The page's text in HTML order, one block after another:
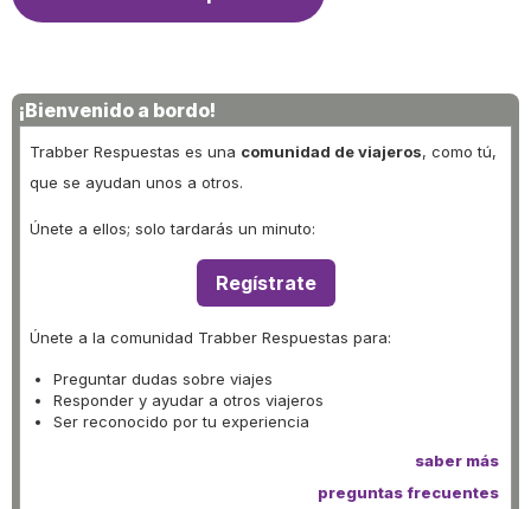
¡Bienvenido a bordo!
Trabber Respuestas es una comunidad de viajeros, como tú,
que se ayudan unos a otros.
Únete a ellos; solo tardarás un minuto:
Regístrate
Únete a la comunidad Trabber Respuestas para:
Preguntar dudas sobre viajes
Responder y ayudar a otros viajeros
Ser reconocido por tu experiencia
saber más
preguntas frecuentes